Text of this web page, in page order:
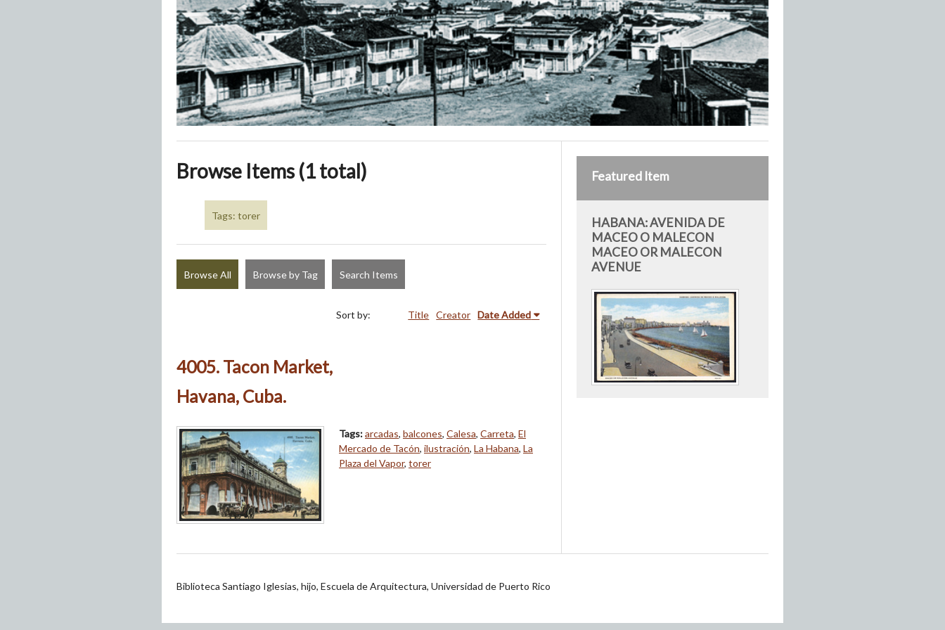
Browse Items (1 total)
Tags: torer
Browse All Browse by Tag Search Items
Sort by: Title Creator Date Added
4005. Tacon Market,
Havana, Cuba.
Tags:arcadas, balcones, Calesa, Carreta, El
Mercado de Tacón, ilustración, La Habana, La
Plaza del Vapor, torer
Featured Item
HABANA: AVENIDA DE
MACEO O MALECON
MACEO OR MALECON
AVENUE
Biblioteca Santiago Iglesias, hijo, Escuela de Arquitectura, Universidad de Puerto Rico